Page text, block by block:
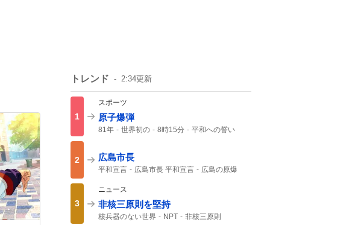
トレンド 2:34更新
1
スポーツ
原子爆弾
81年 世界初の 8時15分
平和への誓い
2 広島市長
平和宣言 広島市長 平和宣言
広島の原爆
口を揃えて
3
ニュース
非核三原則を堅持
核兵器のない世界 NPT 非核三原則